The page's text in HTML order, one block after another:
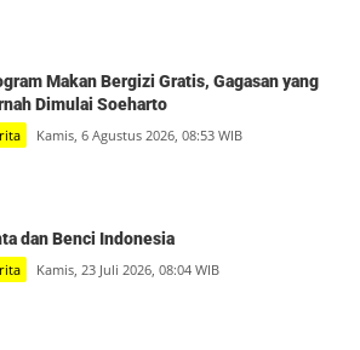
Makan Bergizi Gratis, Gagasan yang
Dimulai Soeharto
Kamis, 6 Agustus 2026, 08:53 WIB
dan Benci Indonesia
Kamis, 23 Juli 2026, 08:04 WIB